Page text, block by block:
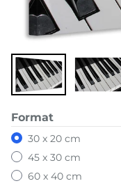
Format
30 x 20 cm
45 x 30 cm
60 x 40 cm